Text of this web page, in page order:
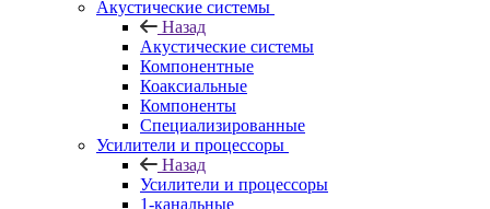
Акустические системы
Назад
Акустические системы
Компонентные
Коаксиальные
Компоненты
Специализированные
Усилители и процессоры
Назад
Усилители и процессоры
1-канальные